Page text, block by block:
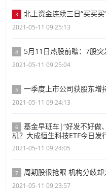
3 北上资金连续三日“买买
2021-05-11 09:25:13
4 5月11日热股前瞻：7股突
2021-05-11 09:25:04
5 一季度上市公司获股东增
2021-05-11 09:24:13
6
基金早班车|“好发不好做
机？大成恒生科技ETF今日发
2021-05-11 09:24:05
7 周期股很抢眼 机构分歧却
2021-05-11 09:23:57